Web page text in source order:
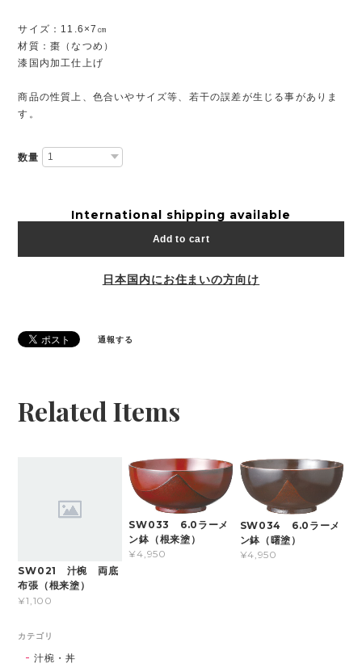
サイズ：11.6×7㎝
材質：棗（なつめ）
漆国内加工仕上げ
商品の性質上、色合いやサイズ等、若干の誤差が生じる事がありま
す。
数量
International shipping available
Add to cart
日本国内にお住まいの方向け
通報する
Related Items
SW021 汁椀 両底
布張（根来塗）
¥1,100
SW033 6.0ラーメ
ン鉢（根来塗）
¥4,950
SW034 6.0ラーメ
ン鉢（曙塗）
¥4,950
カテゴリ
汁椀・丼